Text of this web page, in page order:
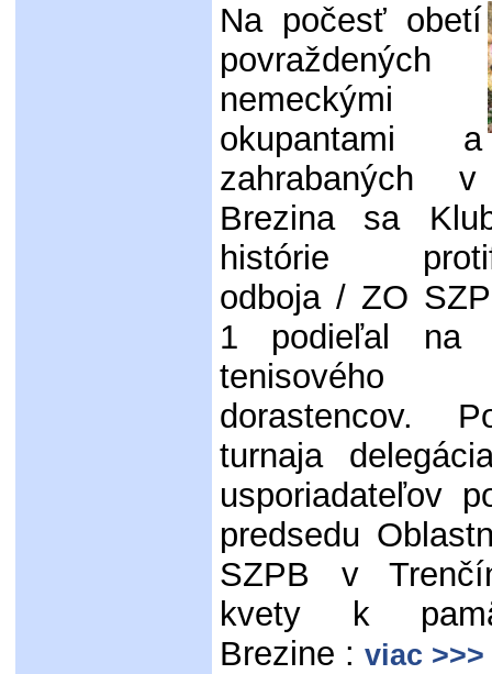
Na počesť obetí
povraždených
nemeckými
okupantami a
zahrabaných
Brezina sa
histórie
odboja / ZO
1 podieľal na
dorastencov.
turnaja
usporiadateľov
predsedu
SZPB v
kvety k
Brezine : viac >>>